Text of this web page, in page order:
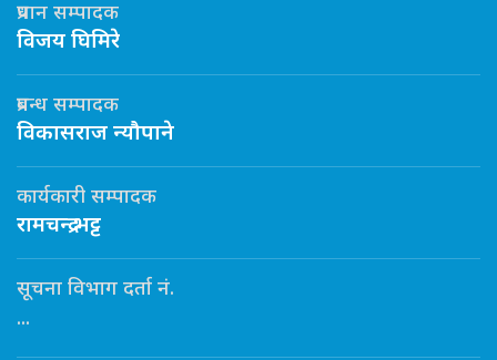
प्रधान सम्पादक
विजय घिमिरे
प्रबन्ध सम्पादक
विकासराज न्यौपाने
कार्यकारी सम्पादक
रामचन्द्र भट्ट
सूचना विभाग दर्ता नं.
...